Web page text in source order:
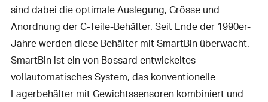
sind dabei die optimale Auslegung, Grösse und
Anordnung der C-Teile-Behälter. Seit Ende der 1990er-
Jahre werden diese Behälter mit SmartBin überwacht.
SmartBin ist ein von Bossard entwickeltes
vollautomatisches System, das konventionelle
Lagerbehälter mit Gewichtssensoren kombiniert und